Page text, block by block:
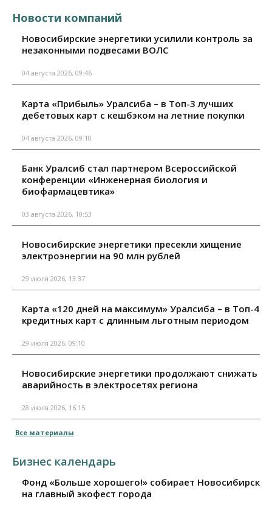
Новости компаний
Новосибирские энергетики усилили контроль за
незаконными подвесами ВОЛС
04 августа 2026, 09:46
Карта «Прибыль» Уралсиба – в Топ-3 лучших
дебетовых карт с кешбэком на летние покупки
04 августа 2026, 09:10
Банк Уралсиб стал партнером Всероссийской
конференции «Инженерная биология и
биофармацевтика»
03 августа 2026, 10:53
Новосибирские энергетики пресекли хищение
электроэнергии на 90 млн рублей
29 июля 2026, 13:37
Карта «120 дней на максимум» Уралсиба – в Топ-4
кредитных карт с длинным льготным периодом
29 июля 2026, 09:10
Новосибирские энергетики продолжают снижать
аварийность в электросетях региона
28 июля 2026, 16:15
Все материалы
Бизнес календарь
Фонд «Больше хорошего!» собирает Новосибирск
на главный экофест города